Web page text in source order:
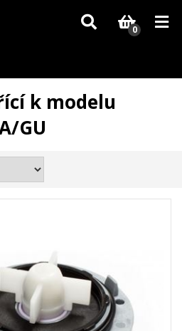
dodání dílů, které nejsou skladem,
za pochopení.
0
k modelu
GU